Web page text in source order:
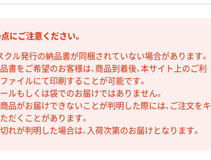
にご注意ください。
クル発行の納品書が同梱されていない場合があります。
書をご希望のお客様は、商品到着後、本サイト上のご利
ァイルにて印刷することが可能です。
ルもしくは袋でのお届けではありません。
品がお届けできないことが判明した際には、ご注文をキ
だくことがあります。
れが判明した場合は、入荷次第のお届けとなります。